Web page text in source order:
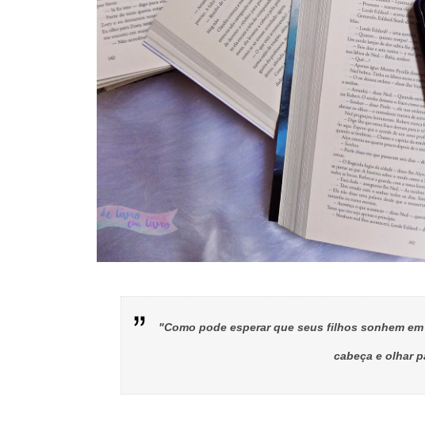
"Como pode esperar que seus filhos sonhem
cabeça e olhar